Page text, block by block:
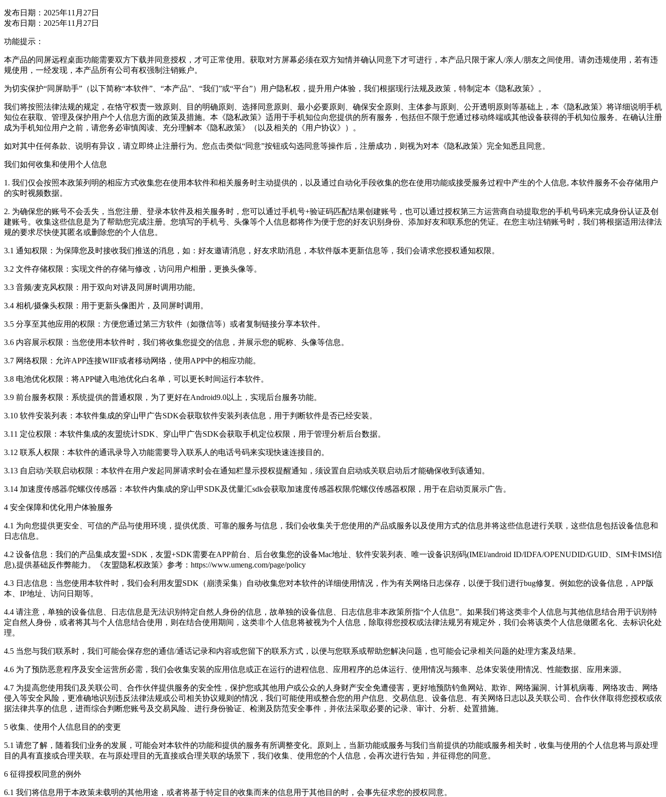
发布日期：2025年11月27日
发布日期：2025年11月27日
功能提示：
本产品的同屏远程桌面功能需要双方下载并同意授权，才可正常使用。获取对方屏幕必须在双方知情并确认同意下才可进行，本产品只限于家人/亲人/朋友之间使用。请勿违规使用，若有违
规使用，一经发现，本产品所有公司有权强制注销账户。
为切实保护“同屏助手”（以下简称“本软件”、“本产品”、“我们”或“平台”）用户隐私权，提升用户体验，我们根据现行法规及政策，特制定本《隐私政策》。
我们将按照法律法规的规定，在恪守权责一致原则、目的明确原则、选择同意原则、最小必要原则、确保安全原则、主体参与原则、公开透明原则等基础上，本《隐私政策》将详细说明手机
知位在获取、管理及保护用户个人信息方面的政策及措施。本《隐私政策》适用于手机知位向您提供的所有服务，包括但不限于您通过移动终端或其他设备获得的手机知位服务。在确认注册
成为手机知位用户之前，请您务必审慎阅读、充分理解本《隐私政策》（以及相关的《用户协议》）。
如对其中任何条款、说明有异议，请立即终止注册行为。您点击类似“同意”按钮或勾选同意等操作后，注册成功，则视为对本《隐私政策》完全知悉且同意。
我们如何收集和使用个人信息
1. 我们仅会按照本政策列明的相应方式收集您在使用本软件和相关服务时主动提供的，以及通过自动化手段收集的您在使用功能或接受服务过程中产生的个人信息, 本软件服务不会存储用户
的实时视频数据。
2. 为确保您的账号不会丢失，当您注册、登录本软件及相关服务时，您可以通过手机号+验证码匹配结果创建账号，也可以通过授权第三方运营商自动提取您的手机号码来完成身份认证及创
建账号。收集这些信息是为了帮助您完成注册。您填写的手机号、头像等个人信息都将作为便于您的好友识别身份、添加好友和联系您的凭证。在您主动注销账号时，我们将根据适用法律法
规的要求尽快使其匿名或删除您的个人信息。
3.1 通知权限：为保障您及时接收我们推送的消息，如：好友邀请消息，好友求助消息，本软件版本更新信息等，我们会请求您授权通知权限。
3.2 文件存储权限：实现文件的存储与修改，访问用户相册，更换头像等。
3.3 音频/麦克风权限：用于双向对讲及同屏时调用功能。
3.4 相机/摄像头权限：用于更新头像图片，及同屏时调用。
3.5 分享至其他应用的权限：方便您通过第三方软件（如微信等）或者复制链接分享本软件。
3.6 内容展示权限：当您使用本软件时，我们将收集您提交的信息，并展示您的昵称、头像等信息。
3.7 网络权限：允许APP连接WIIF或者移动网络，使用APP中的相应功能。
3.8 电池优化权限：将APP键入电池优化白名单，可以更长时间运行本软件。
3.9 前台服务权限：系统提供的普通权限，为了更好在Android9.0以上，实现后台服务功能。
3.10 软件安装列表：本软件集成的穿山甲广告SDK会获取软件安装列表信息，用于判断软件是否已经安装。
3.11 定位权限：本软件集成的友盟统计SDK、穿山甲广告SDK会获取手机定位权限，用于管理分析后台数据。
3.12 联系人权限：本软件的通讯录导入功能需要导入联系人的电话号码来实现快速连接目的。
3.13 自启动/关联启动权限：本软件在用户发起同屏请求时会在通知栏显示授权提醒通知，须设置自启动或关联启动后才能确保收到该通知。
3.14 加速度传感器/陀螺仪传感器：本软件内集成的穿山甲SDK及优量汇sdk会获取加速度传感器权限/陀螺仪传感器权限，用于在启动页展示广告。
4 安全保障和优化用户体验服务
4.1 为向您提供更安全、可信的产品与使用环境，提供优质、可靠的服务与信息，我们会收集关于您使用的产品或服务以及使用方式的信息并将这些信息进行关联，这些信息包括设备信息和
日志信息。
4.2 设备信息：我们的产品集成友盟+SDK，友盟+SDK需要在APP前台、后台收集您的设备Mac地址、软件安装列表、唯一设备识别码(IMEl/android ID/IDFA/OPENUDID/GUID、SIM卡IMSI信
息),提供基础反作弊能力。《友盟隐私权政策》参考：https://www.umeng.com/page/policy
4.3 日志信息：当您使用本软件时，我们会利用友盟SDK（崩溃采集）自动收集您对本软件的详细使用情况，作为有关网络日志保存，以便于我们进行bug修复。例如您的设备信息，APP版
本、IP地址、访问日期等。
4.4 请注意，单独的设备信息、日志信息是无法识别特定自然人身份的信息，故单独的设备信息、日志信息非本政策所指“个人信息”。如果我们将这类非个人信息与其他信息结合用于识别特
定自然人身份，或者将其与个人信息结合使用，则在结合使用期间，这类非个人信息将被视为个人信息，除取得您授权或法律法规另有规定外，我们会将该类个人信息做匿名化、去标识化处
理。
4.5 当您与我们联系时，我们可能会保存您的通信/通话记录和内容或您留下的联系方式，以便与您联系或帮助您解决问题，也可能会记录相关问题的处理方案及结果。
4.6 为了预防恶意程序及安全运营所必需，我们会收集安装的应用信息或正在运行的进程信息、应用程序的总体运行、使用情况与频率、总体安装使用情况、性能数据、应用来源。
4.7 为提高您使用我们及关联公司、合作伙伴提供服务的安全性，保护您或其他用户或公众的人身财产安全免遭侵害，更好地预防钓鱼网站、欺诈、网络漏洞、计算机病毒、网络攻击、网络
侵入等安全风险，更准确地识别违反法律法规或公司相关协议规则的情况，我们可能使用或整合您的用户信息、交易信息、设备信息、有关网络日志以及关联公司、合作伙伴取得您授权或依
据法律共享的信息，进而综合判断您账号及交易风险、进行身份验证、检测及防范安全事件，并依法采取必要的记录、审计、分析、处置措施。
5 收集、使用个人信息目的的变更
5.1 请您了解，随着我们业务的发展，可能会对本软件的功能和提供的服务有所调整变化。原则上，当新功能或服务与我们当前提供的功能或服务相关时，收集与使用的个人信息将与原处理
目的具有直接或合理关联。在与原处理目的无直接或合理关联的场景下，我们收集、使用您的个人信息，会再次进行告知，并征得您的同意。
6 征得授权同意的例外
6.1 我们将信息用于本政策未载明的其他用途，或者将基于特定目的收集而来的信息用于其他目的时，会事先征求您的授权同意。